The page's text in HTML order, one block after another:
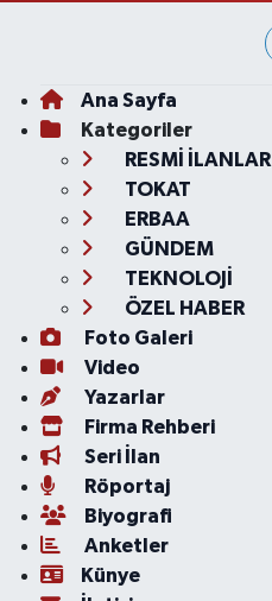
Ana Sayfa
Kategoriler
RESMİ İLANLAR
TOKAT
ERBAA
GÜNDEM
TEKNOLOJİ
ÖZEL HABER
Foto Galeri
Video
Yazarlar
Firma Rehberi
Seri İlan
Röportaj
Biyografi
Anketler
Künye